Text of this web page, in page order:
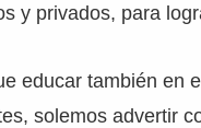
y privados, para
educar también en
solemos advertir